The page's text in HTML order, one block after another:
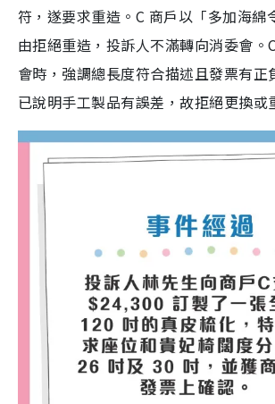
符，遂要求重造。C 商戶以「多加海綿
由拒絕重造，投訴人不滿轉向消委會。
會時，強調總長度符合描述且發票有正
已說明手工製品有誤差，故拒絕更換或